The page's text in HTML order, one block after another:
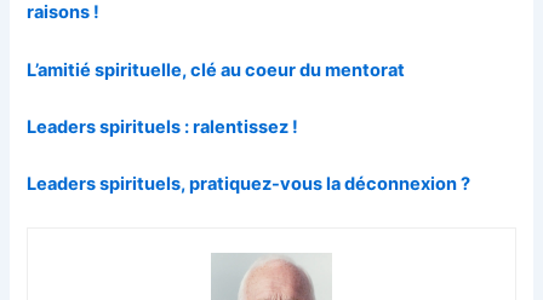
raisons !
L’amitié spirituelle, clé au coeur du mentorat
Leaders spirituels : ralentissez !
Leaders spirituels, pratiquez-vous la déconnexion ?